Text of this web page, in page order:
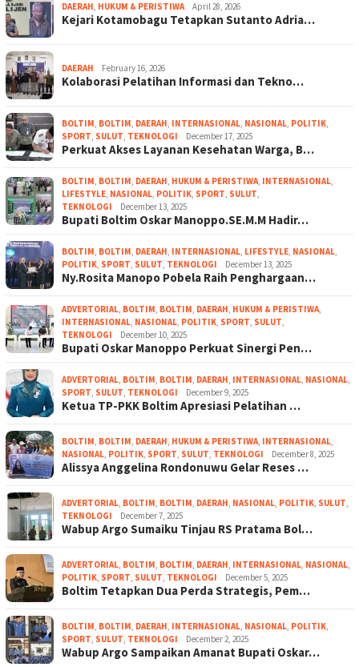
DAERAH, HUKUM & PERISTIWA April 28, 2026
Kejari Kotamobagu Tetapkan Sutanto Adria…
DAERAH February 16, 2026
Kolaborasi Pelatihan Informasi dan Tekno…
BOLTIM, BOLTIM, DAERAH, INTERNASIONAL, NASIONAL, POLITIK,
SPORT, SULUT, TEKNOLOGI December 17, 2025
Perkuat Akses Layanan Kesehatan Warga, B…
BOLTIM, BOLTIM, DAERAH, HUKUM & PERISTIWA, INTERNASIONAL,
LIFESTYLE, NASIONAL, POLITIK, SPORT, SULUT,
TEKNOLOGI
December 13, 2025
Bupati Boltim Oskar Manoppo.SE.M.M Hadir…
BOLTIM, BOLTIM, DAERAH, INTERNASIONAL, LIFESTYLE, NASIONAL,
POLITIK, SPORT, SULUT, TEKNOLOGI December 13, 2025
Ny.Rosita Manopo Pobela Raih Penghargaan…
ADVERTORIAL, BOLTIM, BOLTIM, DAERAH, HUKUM & PERISTIWA,
INTERNASIONAL, NASIONAL, POLITIK, SPORT, SULUT,
TEKNOLOGI
December 10, 2025
Bupati Oskar Manoppo Perkuat Sinergi Pen…
ADVERTORIAL, BOLTIM, BOLTIM, DAERAH, INTERNASIONAL, NASIONAL,
SPORT, SULUT, TEKNOLOGI December 9, 2025
Ketua TP-PKK Boltim Apresiasi Pelatihan …
BOLTIM, BOLTIM, DAERAH, HUKUM & PERISTIWA, INTERNASIONAL,
NASIONAL, POLITIK, SPORT, SULUT, TEKNOLOGI December 8, 2025
Alissya Anggelina Rondonuwu Gelar Reses …
ADVERTORIAL, BOLTIM, BOLTIM, DAERAH, NASIONAL, POLITIK, SULUT,
TEKNOLOGI
December 7, 2025
Wabup Argo Sumaiku Tinjau RS Pratama Bol…
ADVERTORIAL, BOLTIM, BOLTIM, DAERAH, INTERNASIONAL, NASIONAL,
POLITIK, SPORT, SULUT, TEKNOLOGI December 5, 2025
Boltim Tetapkan Dua Perda Strategis, Pem…
BOLTIM, BOLTIM, DAERAH, INTERNASIONAL, NASIONAL, POLITIK,
SPORT, SULUT, TEKNOLOGI December 2, 2025
Wabup Argo Sampaikan Amanat Bupati Oskar…